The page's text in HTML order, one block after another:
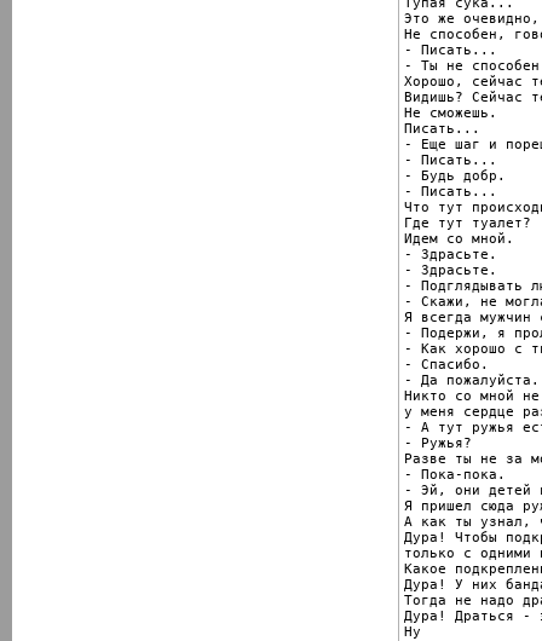
Это же
Не способен,
- Писать...
- Ты не способен
Хорошо, сейчас
Видишь? Сейчас
Не сможешь.
Писать...
- Еще шаг и
- Писать...
- Будь добр.
- Писать...
Что тут
Где тут туалет?
Идем со мной.
- Здрасьте.
- Здрасьте.
- Подглядывать
- Скажи, не
Я всегда мужчин
- Подержи, я
- Как хорошо с
- Спасибо.
- Да пожалуйста.
Никто со мной
у меня сердце
- А тут ружья
- Ружья?
Разве ты не за
- Пока-пока.
- Эй, они детей
Я пришел сюда
А как ты узнал,
Дура! Чтобы
только с одними
Какое
Дура! У них
Тогда не надо
Дура! Драться -
Ну